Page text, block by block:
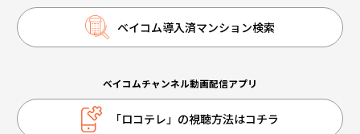
ベイコム導入済マンション検索
ベイコムチャンネル動画配信アプリ
「ロコテレ」の視聴方法はコチラ